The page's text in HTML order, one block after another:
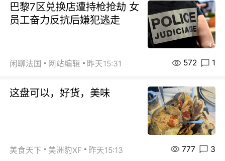
巴黎7区兑换店遭持枪抢劫 女
员工奋力反抗后嫌犯逃走
闲聊法国 网站编辑 昨天15:31 572 1
这盘可以，好货，美味
美食天下 美洲豹XF 昨天15:13 777 3